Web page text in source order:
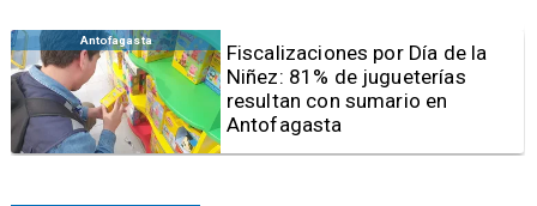
Antofagasta
Tribunal frena opción de pena
mixta para Karen Rojo por ahora